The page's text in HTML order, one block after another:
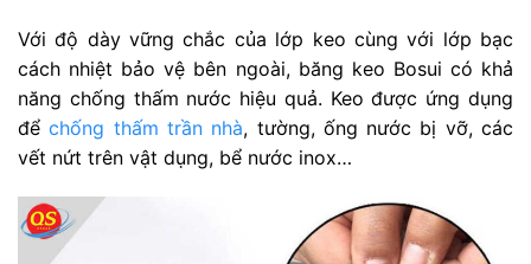
Với độ dày vững chắc của lớp keo cùng với lớp bạc
cách nhiệt bảo vệ bên ngoài, băng keo Bosui có khả
năng chống thấm nước hiệu quả. Keo được ứng dụng
đểchống thấm trần nhà, tường, ống nước bị vỡ, các
vết nứt trên vật dụng, bể nước inox…